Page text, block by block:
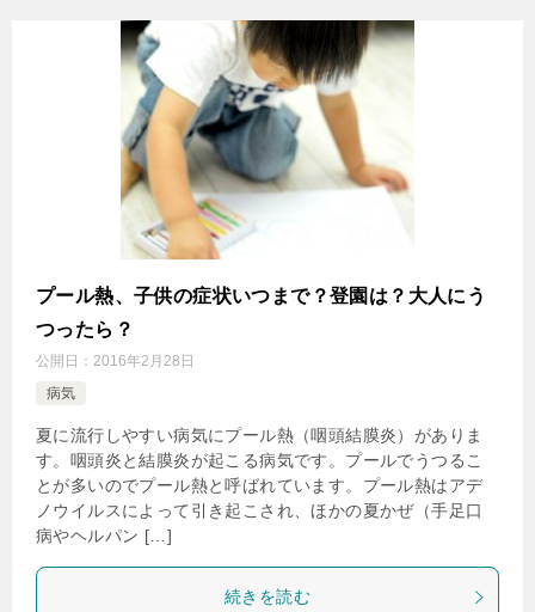
プール熱、子供の症状いつまで？登園は？大人にう
つったら？
公開日： 2016年2月28日
病気
夏に流行しやすい病気にプール熱（咽頭結膜炎）がありま
す。咽頭炎と結膜炎が起こる病気です。プールでうつるこ
とが多いのでプール熱と呼ばれています。プール熱はアデ
ノウイルスによって引き起こされ、ほかの夏かぜ（手足口
病やヘルパン […]
続きを読む